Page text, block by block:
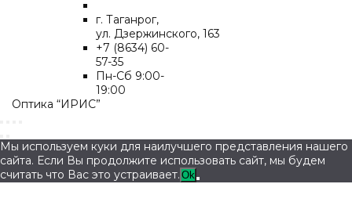
г. Таганрог,
ул. Дзержинского, 163
+7 (8634) 60-
57-35
Пн-Сб 9:00-
19:00
Оптика “ИРИС”
Мы используем куки для наилучшего представления нашего
сайта. Если Вы продолжите использовать сайт, мы будем
считать что Вас это устраивает. Ok